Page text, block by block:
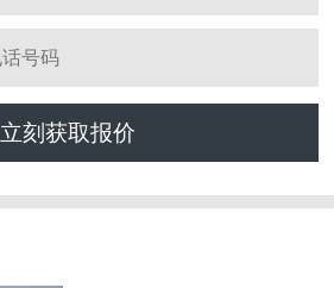
立刻获取报价